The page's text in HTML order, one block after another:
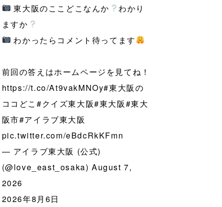
東大阪のここどこなんか
わかり
ますか
わかったらコメント待ってます
前回の答えはホームページを見てね！
https://t.co/At9vakMNOy#東大阪の
ココどこ #クイズ東大阪#東大阪#東大
阪市#アイラブ東大阪
pic.twitter.com/eBdcRkKFmn
— アイラブ東大阪 (公式)
(@love_east_osaka) August 7,
2026
2026年8月6日